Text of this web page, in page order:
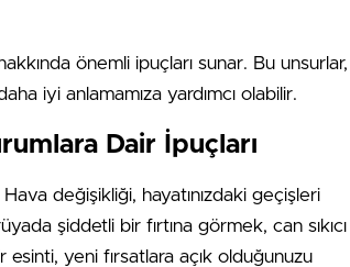
önemli ipuçları sunar. Bu unsurlar,
iyi anlamamıza yardımcı olabilir.
Dair İpuçları
Hava değişikliği, hayatınızdaki geçişleri
şiddetli bir fırtına görmek, can sıkıcı
yeni fırsatlara açık olduğunuzu